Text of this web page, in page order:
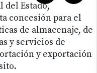
del Estado,
concesión para el
de almacenaje, de
y servicios de
y exportación